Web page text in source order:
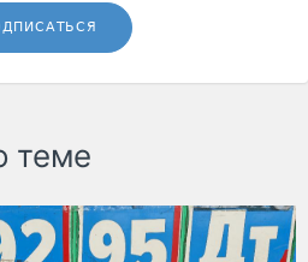
теме